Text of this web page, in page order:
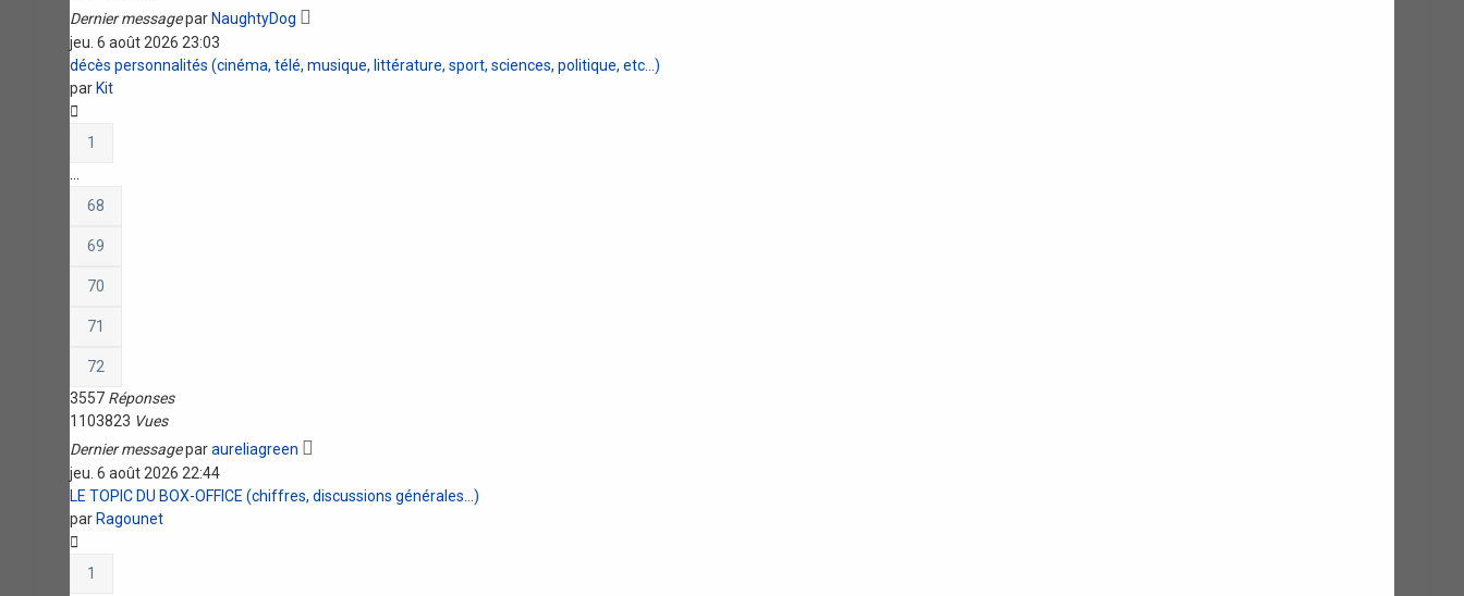
Dernier messagepar NaughtyDog
jeu. 6 août 2026 23:03
décès personnalités (cinéma, télé, musique, littérature, sport, sciences, politique, etc...)
par Kit
1
68
69
70
71
72
3557 Réponses
1103823 Vues
Dernier messageparaureliagreen
jeu. 6 août 2026 22:44
LE TOPIC DU BOX-OFFICE (chiffres, discussions générales...)
par Ragounet
1